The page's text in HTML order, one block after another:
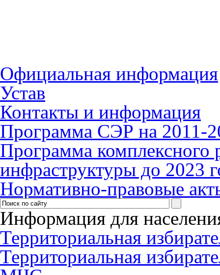
Официальная информация
Устав
Контакты и информация
Программа СЭР на 2011-
Программа комплексного
инфраструктуры до 2023
Нормативно-правовые
Информация для
Территориальная
Территориальная